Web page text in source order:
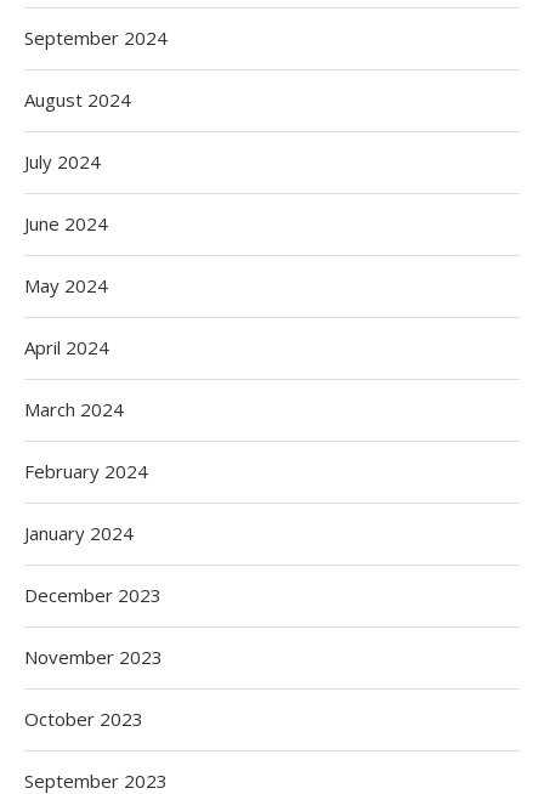
September 2024
August 2024
July 2024
June 2024
May 2024
April 2024
March 2024
February 2024
January 2024
December 2023
November 2023
October 2023
September 2023